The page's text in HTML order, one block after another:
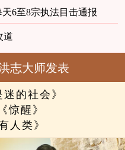
6至8宗执法目击通报
道
志大师发表
迷的社会》
《惊醒》
人类》